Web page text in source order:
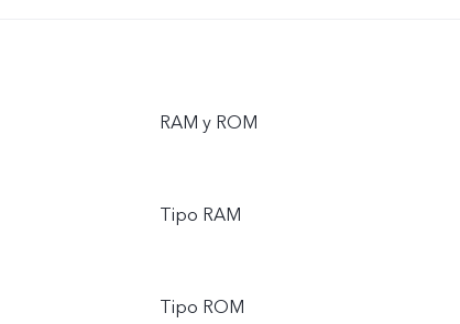
RAM y ROM
Tipo RAM
Tipo ROM